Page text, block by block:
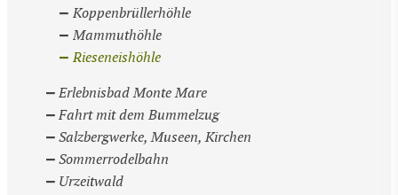
Koppenbrüllerhöhle
Mammuthöhle
Rieseneishöhle
Erlebnisbad Monte Mare
Fahrt mit dem Bummelzug
Salzbergwerke, Museen, Kirchen
Sommerrodelbahn
Urzeitwald